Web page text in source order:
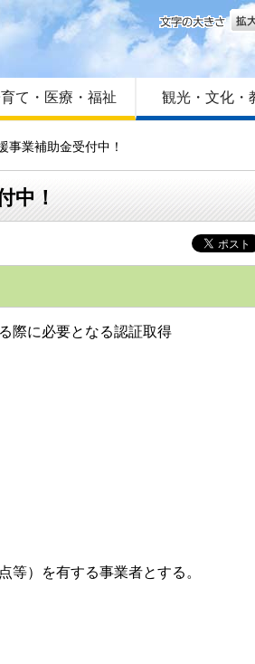
めての方へ
language
トマップ
文字
て・医療・福祉 観光・文化・
事業補助金受付中！
中！
際に必要となる認証取得
）を有する事業者とする。